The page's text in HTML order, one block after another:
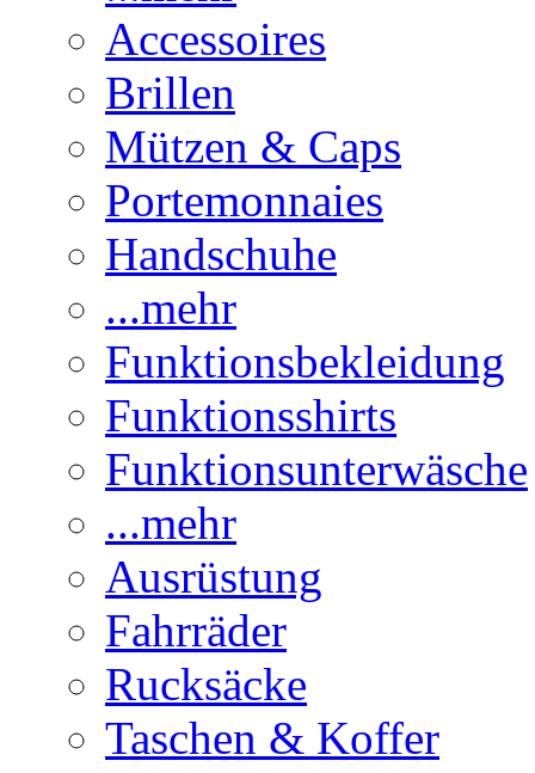
Accessoires
Brillen
Mützen & Caps
Portemonnaies
Handschuhe
...mehr
Funktionsbekleidung
Funktionsshirts
Funktionsunterwäsche
...mehr
Ausrüstung
Fahrräder
Rucksäcke
Taschen & Koffer